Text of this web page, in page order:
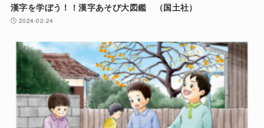
漢字を学ぼう！！漢字あそび大図鑑 （国土社）
2024-02-24